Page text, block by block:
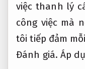
việc thanh lý
công việc mà
tôi tiếp đảm
Đánh giá. Áp